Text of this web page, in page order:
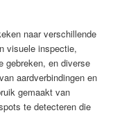
naar verschillende
visuele inspectie,
gebreken, en diverse
aardverbindingen en
gemaakt van
te detecteren die